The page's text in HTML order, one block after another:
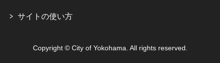
サイトの使い方
Copyright © City of Yokohama. All rights reserved.